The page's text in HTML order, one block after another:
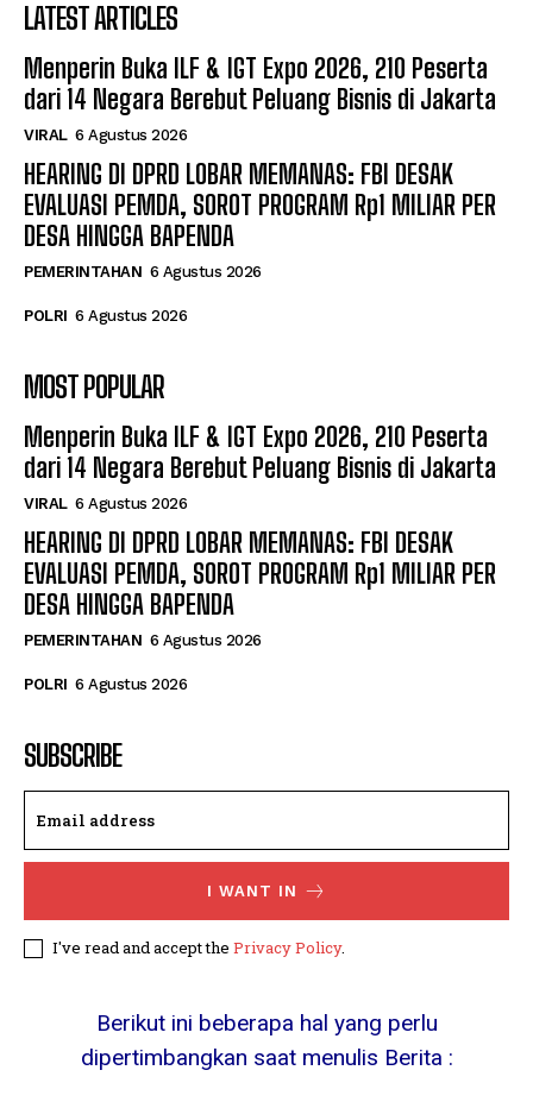
LATEST ARTICLES
Menperin Buka ILF & IGT Expo 2026, 210 Peserta
dari 14 Negara Berebut Peluang Bisnis di Jakarta
VIRAL 6 Agustus 2026
HEARING DI DPRD LOBAR MEMANAS: FBI DESAK
EVALUASI PEMDA, SOROT PROGRAM Rp1 MILIAR PER
DESA HINGGA BAPENDA
PEMERINTAHAN 6 Agustus 2026
POLRI 6 Agustus 2026
MOST POPULAR
Menperin Buka ILF & IGT Expo 2026, 210 Peserta
dari 14 Negara Berebut Peluang Bisnis di Jakarta
VIRAL 6 Agustus 2026
HEARING DI DPRD LOBAR MEMANAS: FBI DESAK
EVALUASI PEMDA, SOROT PROGRAM Rp1 MILIAR PER
DESA HINGGA BAPENDA
PEMERINTAHAN 6 Agustus 2026
POLRI 6 Agustus 2026
SUBSCRIBE
I WANT IN
I've read and accept the Privacy Policy.
Berikut ini beberapa hal yang perlu
dipertimbangkan saat menulis Berita :